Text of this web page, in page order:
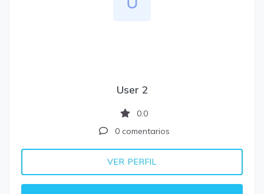
User 2
0.0
0 comentarios
VER PERFIL